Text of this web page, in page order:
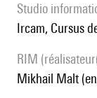
Studio
Ircam, Cursus
RIM
Mikhail Malt